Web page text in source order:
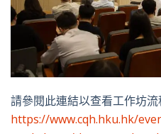
請參閱此連結以查看工作坊流
https://www.cqh.hku.hk/